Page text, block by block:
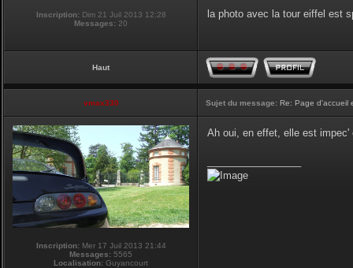
Inscription: Dim 21 Juil 2013 12:28
Messages: 20
la photo avec la tour eiffel est
Haut
vmax330 Sujet du message: Re: Page d'accueil
Inscription:Mer 17 Juil 2013 21:44
Messages: 5565
Localisation: Guyancourt
Ah oui, en effet, elle est impec'